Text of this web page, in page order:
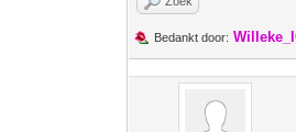
Bedankt door: